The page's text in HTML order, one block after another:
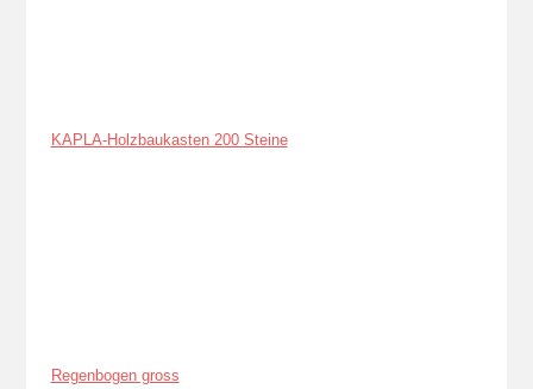
KAPLA-Holzbaukasten 200 Steine
Regenbogen gross